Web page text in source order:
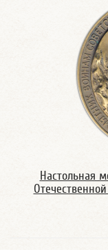
Настольная